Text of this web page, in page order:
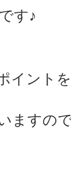
す♪
イント
ますの